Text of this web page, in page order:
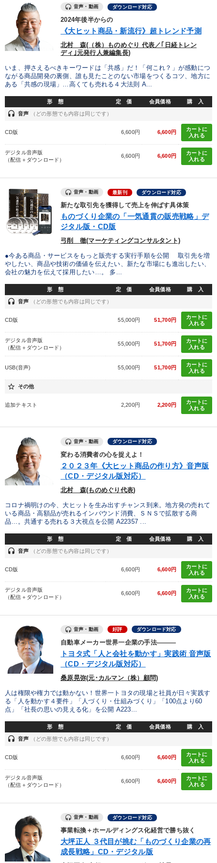
IT・サービス・金融業 コンサルタント 専門家
キーワード
資産運用 ビジネスモデル 企業文化
※「更新」を押すと「テーマ」「キーワード」を更新いただけます。
ondemand_video 経営音声・動画を探す refresh 更新する
全国経営者セミナー収録物以外の経営教材（全762タイトル）からお探
しいただけます
最新技術・トレンド 社員が自律的に動き出す組織づくり
147回春季大会
経営戦略・経営実務
全国経営者セミナー収録〈売れ筋・人気〉音声＆動画20選
【4月】音声・映像 数字・税務・決算書
【12月】音声・映像 組織と人を動かすマネジメント力を磨く
経営リーダーの考え方と戦略を学ぶ
目的別
財務・数字力の向上
キーワード
投資 スポーツ関係 生き方の指針
会社を守る 一流人
※「更新」を押すと「カテゴリー」「目的別」「キーワード」を更新いただけます。
local_offer タグから探す refresh 更新する
すべての音声・動画（全2077タイトル）からお探しいただけます
歴史に学ぶ 企業再建 通販 テレビ・ネットで話題
イノベーション 創業者 マネジメント AI 政治家
理念・パーパス 未来先見
生き方の指針 金利 思考法 採用 会社数字を学ぶ
中村天風 女性経営者
音声・動画 ダウンロード対応
2024年後半からの
《大ヒット商品・新流行》超トレンド予測
北村 森(（株）ものめぐり 代表／｢日経トレン
ディ｣元発行人兼編集長)
いま、押さえるべきキーワードは「共感」だ！「何これ？」が感動につ
ながる商品開発の裏側、誰も見たことのない市場をつくるコツ、地方に
ある「共感の現場」…高くても売れる４大法則 A...
形 態 定 価 会員価格 購 入
headset 音声 （どの形態でも内容は同じです）
CD版 6,600円 6,600円
カートに
入れる
デジタル音声版
（配信＋ダウンロード）
6,600円 6,600円
カートに
入れる
音声・動画 最新刊 ダウンロード対応
新たな取引先を獲得して売上を伸ばす具体策
ものづくり企業の「一気通貫の販売戦略」デ
ジタル版・CD版
弓削 徹(マーケティングコンサルタント)
●今ある商品・サービスをもっと販売する実行手順を公開 取引先を増
やしたい、商品や技術の価値を伝えたい、新たな市場にも進出したい、
会社の魅力を伝えて採用したい…。 多...
形 態 定 価 会員価格 購 入
headset 音声 （どの形態でも内容は同じです）
CD版 55,000円 51,700円
カートに
入れる
デジタル音声版
（配信＋ダウンロード）
55,000円 51,700円
カートに
入れる
USB(音声) 55,000円 51,700円
カートに
入れる
star_border その他
追加テキスト 2,200円 2,200円
カートに
入れる
音声・動画 ダウンロード対応
変わる消費者の心を捉えよ！
２０２３年《大ヒット商品の作り方》音声版
（CD・デジタル版対応）
北村 森(ものめぐり代表)
コロナ禍明けの今、大ヒットを生み出すチャンス到来。地方発の売れて
いる商品・高額品が売れるインバウンド消費、ＳＮＳで拡散する商
品…。共通する売れる３大視点を公開 A22357 ...
形 態 定 価 会員価格 購 入
headset 音声 （どの形態でも内容は同じです）
CD版 6,600円 6,600円
カートに
入れる
デジタル音声版
（配信＋ダウンロード）
6,600円 6,600円
カートに
入れる
音声・動画 好評 ダウンロード対応
自動車メーカー世界一企業の手法―――
トヨタ式「人と会社を動かす」実践術 音声版
（CD・デジタル版対応）
桑原晃弥(元･カルマン（株）顧問)
人は権限や権力では動かない！世界一トヨタの現場と社員が日々実践す
る「人を動かす４要件」「人づくり・仕組みづくり」「100点より60
点」「社長の思いの見える化」を公開 A223...
形 態 定 価 会員価格 購 入
headset 音声 （どの形態でも内容は同じです）
CD版 6,600円 6,600円
カートに
入れる
デジタル音声版
（配信＋ダウンロード）
6,600円 6,600円
カートに
入れる
音声・動画 ダウンロード対応
事業転換＋ホールディングス化経営で勝ち抜く
大坪正人 ３代目が挑む「ものづくり企業の再
成長戦略」CD・デジタル版